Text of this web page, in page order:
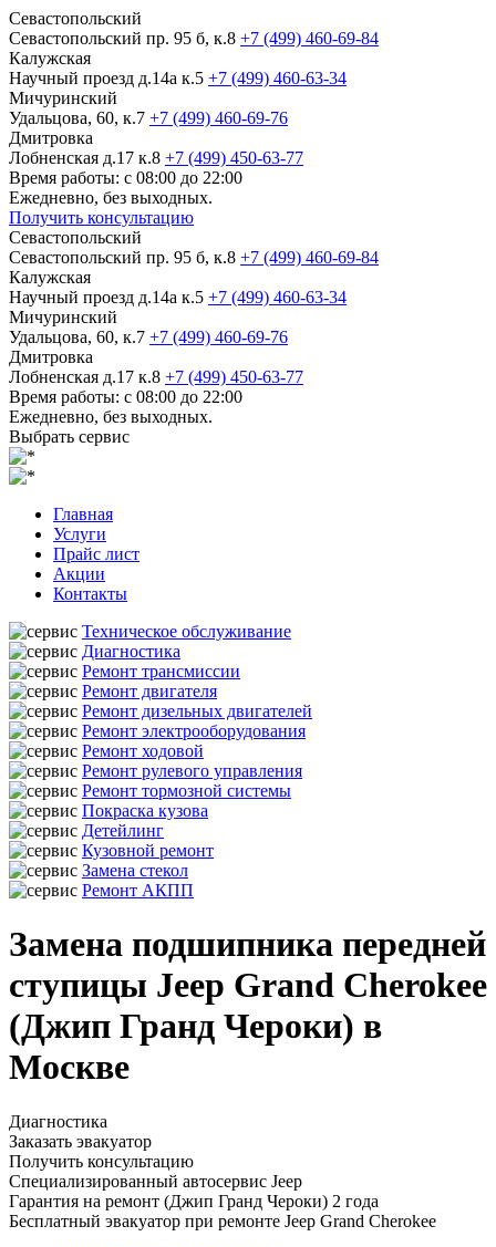
Севастопольский
Севастопольский пр. 95 б, к.8 +7 (499) 460-69-84
Калужская
Научный проезд д.14а к.5 +7 (499) 460-63-34
Мичуринский
Удальцова, 60, к.7 +7 (499) 460-69-76
Дмитровка
Лобненская д.17 к.8 +7 (499) 450-63-77
Время работы: с 08:00 до 22:00
Ежедневно, без выходных.
Получить консультацию
Севастопольский
Севастопольский пр. 95 б, к.8 +7 (499) 460-69-84
Калужская
Научный проезд д.14а к.5 +7 (499) 460-63-34
Мичуринский
Удальцова, 60, к.7 +7 (499) 460-69-76
Дмитровка
Лобненская д.17 к.8 +7 (499) 450-63-77
Время работы: с 08:00 до 22:00
Ежедневно, без выходных.
Выбрать сервис
Главная
Услуги
Прайс лист
Акции
Контакты
Техническое обслуживание
Диагностика
Ремонт трансмиссии
Ремонт двигателя
Ремонт дизельных двигателей
Ремонт электрооборудования
Ремонт ходовой
Ремонт рулевого управления
Ремонт тормозной системы
Покраска кузова
Детейлинг
Кузовной ремонт
Замена стекол
Ремонт АКПП
Замена подшипника передней
ступицы Jeep Grand Cherokee
(Джип Гранд Чероки) в
Москве
Диагностика
Заказать эвакуатор
Получить консультацию
Специализированный автосервис Jeep
Гарантия на ремонт (Джип Гранд Чероки) 2 года
Бесплатный эвакуатор при ремонте Jeep Grand Cherokee